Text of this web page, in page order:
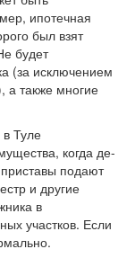
ипотечная
был взят
будет
(за исключением
а также многие
Туле
когда де-
подают
и другие
в
участков. Если